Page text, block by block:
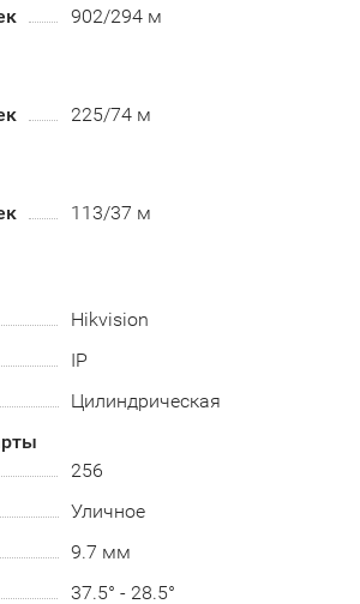
902/294 м
225/74 м
113/37 м
Hikvision
IP
Цилиндрическая
256
Уличное
9.7 мм
37.5° - 28.5°